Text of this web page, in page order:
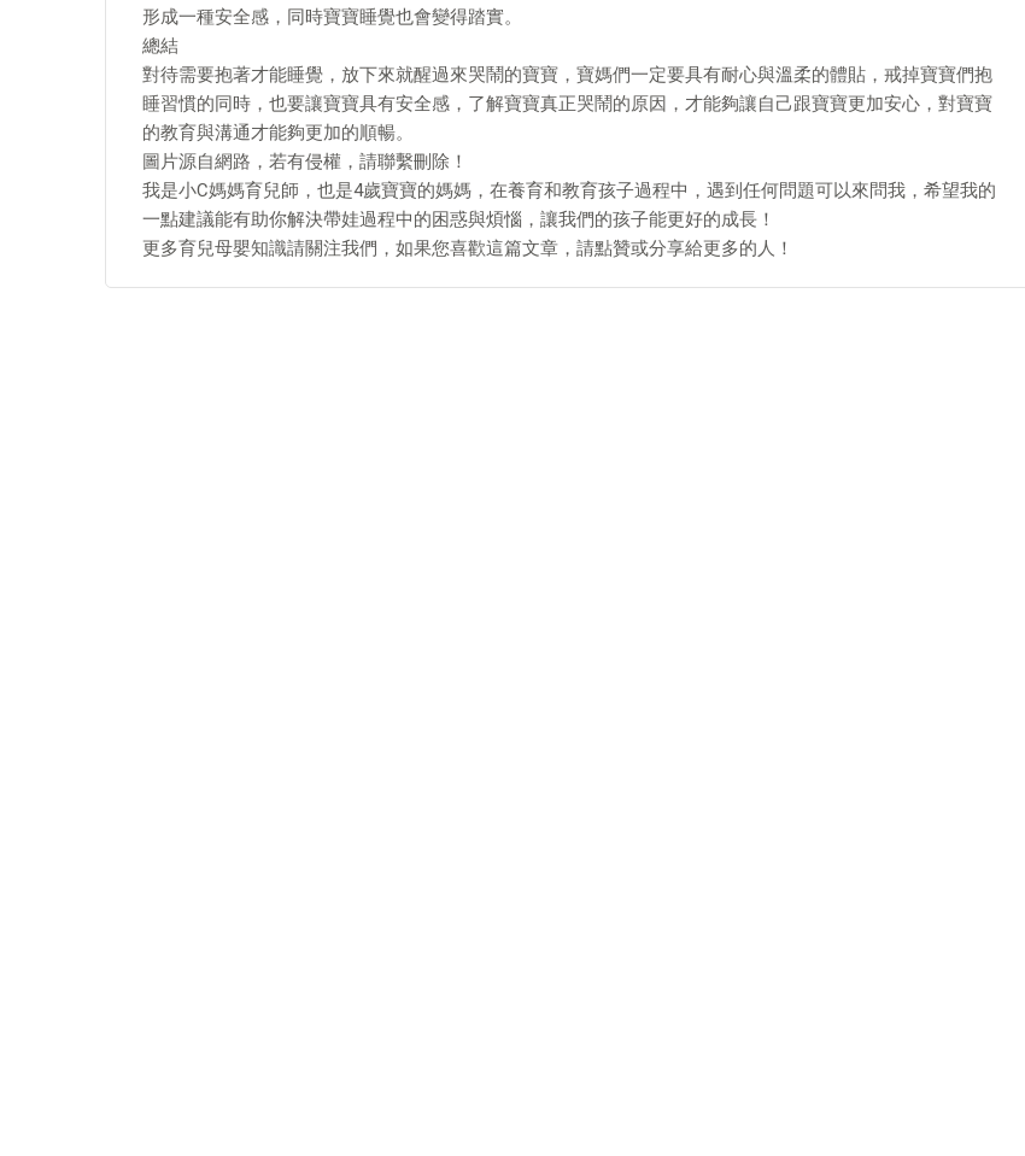
形成一種安全感，同時寶寶睡覺也會變得踏實。
總結
對待需要抱著才能睡覺，放下來就醒過來哭鬧的寶寶，寶媽們一定要具有耐心與溫柔的體貼，戒掉寶寶們抱
睡習慣的同時，也要讓寶寶具有安全感，了解寶寶真正哭鬧的原因，才能夠讓自己跟寶寶更加安心，對寶寶
的教育與溝通才能夠更加的順暢。
圖片源自網路，若有侵權，請聯繫刪除！
我是小C媽媽育兒師，也是4歲寶寶的媽媽，在養育和教育孩子過程中，遇到任何問題可以來問我，希望我的
一點建議能有助你解決帶娃過程中的困惑與煩惱，讓我們的孩子能更好的成長！
更多育兒母嬰知識請關注我們，如果您喜歡這篇文章，請點贊或分享給更多的人！